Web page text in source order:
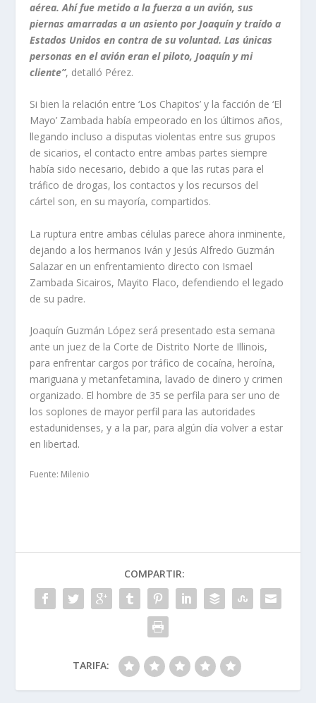
aérea. Ahí fue metido a la fuerza a un avión, sus
piernas amarradas a un asiento por Joaquín y traído a
Estados Unidos en contra de su voluntad. Las únicas
personas en el avión eran el piloto, Joaquín y mi
cliente”, detalló Pérez.
Si bien la relación entre ‘Los Chapitos’ y la facción de ‘El
Mayo’ Zambada había empeorado en los últimos años,
llegando incluso a disputas violentas entre sus grupos
de sicarios, el contacto entre ambas partes siempre
había sido necesario, debido a que las rutas para el
tráfico de drogas, los contactos y los recursos del
cártel son, en su mayoría, compartidos.
La ruptura entre ambas células parece ahora inminente,
dejando a los hermanos Iván y Jesús Alfredo Guzmán
Salazar en un enfrentamiento directo con Ismael
Zambada Sicairos, Mayito Flaco, defendiendo el legado
de su padre.
Joaquín Guzmán López será presentado esta semana
ante un juez de la Corte de Distrito Norte de Illinois,
para enfrentar cargos por tráfico de cocaína, heroína,
mariguana y metanfetamina, lavado de dinero y crimen
organizado. El hombre de 35 se perfila para ser uno de
los soplones de mayor perfil para las autoridades
estadunidenses, y a la par, para algún día volver a estar
en libertad.
Fuente: Milenio
COMPARTIR:
TARIFA: